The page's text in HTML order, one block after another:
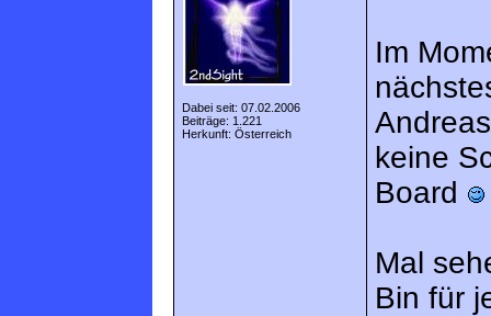
Dabei seit: 07.02.2006
Beiträge: 1.221
Herkunft: Österreich
Im
keine
Board
Mal
Bin für